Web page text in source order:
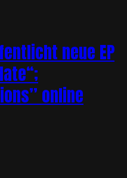
neue EP
online